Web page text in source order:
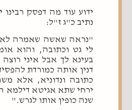
ידוע עוד מה דפסק רבינו
נתיב כ"ג ז"ל:
"נראה שאשה שאמרה לא
לי גט וכתובה, והוא
בעינא לך אבל איני
דנין אותה כמורדת
כתובה ונדוניא, אלא
ירחי שתא אגיטא דילמא
שנה כופין אותו לגרש."